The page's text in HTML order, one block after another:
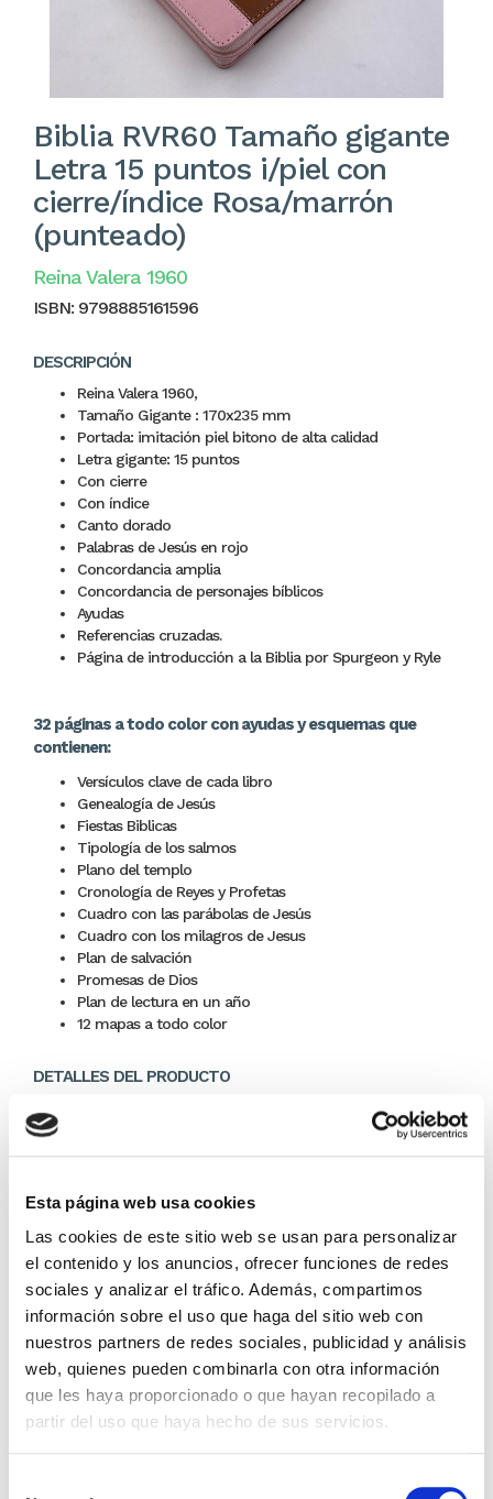
Esta página web usa cookies
Las cookies de este sitio web se usan para personalizar
el contenido y los anuncios, ofrecer funciones de redes
sociales y analizar el tráfico. Además, compartimos
información sobre el uso que haga del sitio web con
nuestros partners de redes sociales, publicidad y análisis
web, quienes pueden combinarla con otra información
que les haya proporcionado o que hayan recopilado a
partir del uso que haya hecho de sus servicios.
Biblia RVR60 Tamaño gigante
Letra 15 puntos i/piel con
cierre/índice Rosa/marrón
(punteado)
Reina Valera 1960
ISBN: 9798885161596
DESCRIPCIÓN
Reina Valera 1960,
Tamaño Gigante : 170x235 mm
Portada: imitación piel bitono de alta calidad
Letra gigante: 15 puntos
Con cierre
Con índice
Canto dorado
Palabras de Jesús en rojo
Concordancia amplia
Concordancia de personajes bíblicos
Ayudas
Referencias cruzadas.
Página de introducción a la Biblia por Spurgeon y Ryle
32 páginas a todo color con ayudas y esquemas que
contienen:
Versículos clave de cada libro
Genealogía de Jesús
Fiestas Biblicas
Tipología de los salmos
Plano del templo
Cronología de Reyes y Profetas
Cuadro con las parábolas de Jesús
Cuadro con los milagros de Jesus
Plan de salvación
Promesas de Dios
Plan de lectura en un año
12 mapas a todo color
DETALLES DEL PRODUCTO
Editor:
37,99 €
En lugar de: 39,99 €
Sin stock
Importante:Envío gratis a Penínsulaen pedidos de + 30€
(SIN IVA)